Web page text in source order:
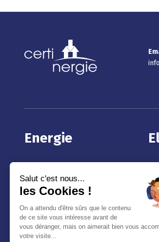
Energie
Responsable PEB Wallonie
BlowerDoor test
Passeport Energie Gd Duché du